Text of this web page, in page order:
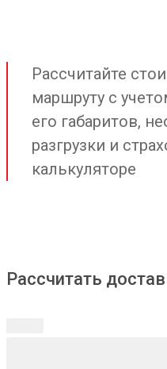
Рассчитайте
маршруту с
его габаритов,
разгрузки и
калькуляторе
Рассчитать